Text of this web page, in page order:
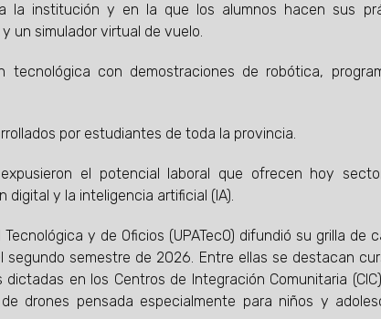
la institución y en la que los alumnos hacen sus
un simulador virtual de vuelo.
con demostraciones de robótica,
por estudiantes de toda la provincia.
el potencial laboral que ofrecen hoy
y la inteligencia artificial (IA).
y de Oficios (UPATecO) difundió su grilla de
semestre de 2026. Entre ellas se destacan
en los Centros de Integración Comunitaria
drones pensada especialmente para niños y